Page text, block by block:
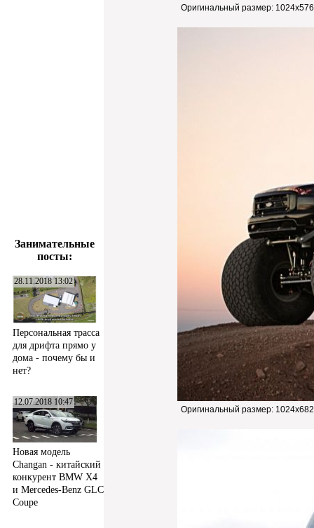
Занимательные
посты:
28.11.2018 13:02
Персональная трасса
для дрифта прямо у
дома - почему бы и
нет?
12.07.2018 10:47
Новая модель
Changan - китайский
конкурент BMW X4
и Mercedes-Benz GLC
Coupe
Оригинальный размер:
Оригинальный размер: